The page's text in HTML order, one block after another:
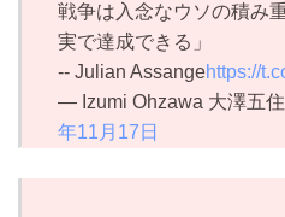
戦争は入念なウソの積み
実で達成できる」
-- Julian Assangehttps://
— Izumi Ohzawa 大澤五
年11月17日